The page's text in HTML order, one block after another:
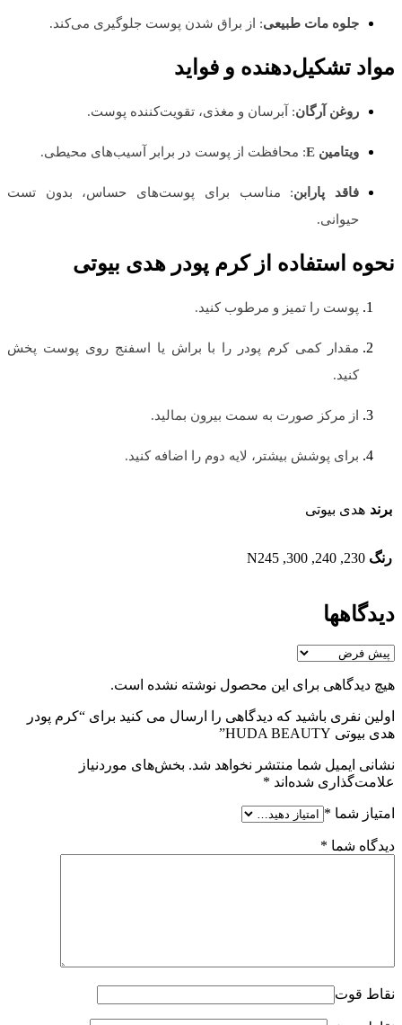
جلوه مات طبیعی: از براق شدن پوست جلوگیری می‌کند.
مواد تشکیل‌دهنده و فواید
روغن آرگان: آبرسان و مغذی، تقویت‌کننده پوست.
ویتامین E : محافظت از پوست در برابر آسیب‌های محیطی.
فاقد پارابن: مناسب برای پوست‌های حساس، بدون تست
حیوانی.
نحوه استفاده از کرم پودر هدی بیوتی
پوست را تمیز و مرطوب کنید.
مقدار کمی کرم پودر را با براش یا اسفنج روی پوست پخش
کنید.
از مرکز صورت به سمت بیرون بمالید.
برای پوشش بیشتر، لایه دوم را اضافه کنید.
برند هدی بیوتی
رنگ 230, 240, 300, N245
دیدگاهها
هیچ دیدگاهی برای این محصول نوشته نشده است.
اولین نفری باشید که دیدگاهی را ارسال می کنید برای “کرم پودر
هدی بیوتی HUDA BEAUTY”
نشانی ایمیل شما منتشر نخواهد شد. بخش‌های موردنیاز
علامت‌گذاری شده‌اند *
امتیاز شما *
دیدگاه شما *
نقاط قوت